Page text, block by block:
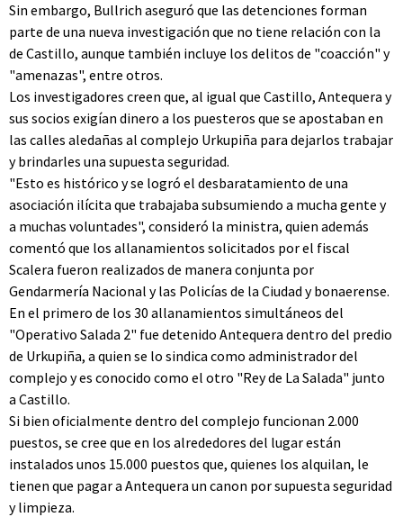
Sin embargo, Bullrich aseguró que las detenciones forman
parte de una nueva investigación que no tiene relación con la
de Castillo, aunque también incluye los delitos de "coacción" y
"amenazas", entre otros.
Los investigadores creen que, al igual que Castillo, Antequera y
sus socios exigían dinero a los puesteros que se apostaban en
las calles aledañas al complejo Urkupiña para dejarlos trabajar
y brindarles una supuesta seguridad.
"Esto es histórico y se logró el desbaratamiento de una
asociación ilícita que trabajaba subsumiendo a mucha gente y
a muchas voluntades", consideró la ministra, quien además
comentó que los allanamientos solicitados por el fiscal
Scalera fueron realizados de manera conjunta por
Gendarmería Nacional y las Policías de la Ciudad y bonaerense.
En el primero de los 30 allanamientos simultáneos del
"Operativo Salada 2" fue detenido Antequera dentro del predio
de Urkupiña, a quien se lo sindica como administrador del
complejo y es conocido como el otro "Rey de La Salada" junto
a Castillo.
Si bien oficialmente dentro del complejo funcionan 2.000
puestos, se cree que en los alrededores del lugar están
instalados unos 15.000 puestos que, quienes los alquilan, le
tienen que pagar a Antequera un canon por supuesta seguridad
y limpieza.